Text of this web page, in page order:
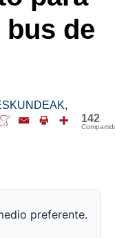
bus de
,
142
preferente.